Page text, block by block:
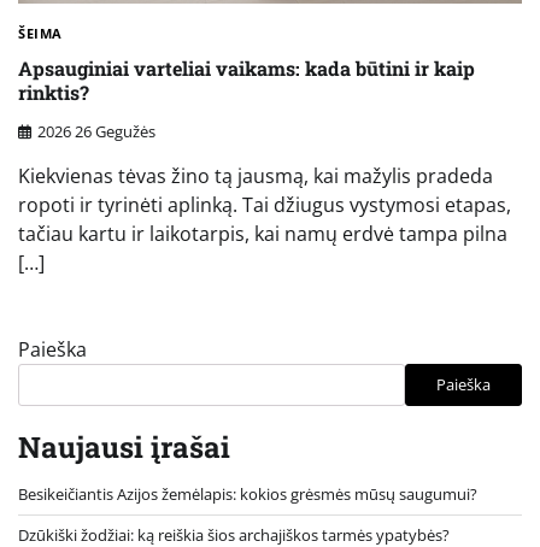
ŠEIMA
Apsauginiai varteliai vaikams: kada būtini ir kaip
rinktis?
2026 26 Gegužės
Kiekvienas tėvas žino tą jausmą, kai mažylis pradeda
ropoti ir tyrinėti aplinką. Tai džiugus vystymosi etapas,
tačiau kartu ir laikotarpis, kai namų erdvė tampa pilna
[…]
Paieška
Paieška
Naujausi įrašai
Besikeičiantis Azijos žemėlapis: kokios grėsmės mūsų saugumui?
Dzūkiški žodžiai: ką reiškia šios archajiškos tarmės ypatybės?